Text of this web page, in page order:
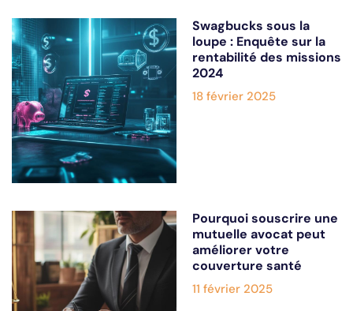
Swagbucks sous la
loupe : Enquête sur la
rentabilité des missions
2024
18 février 2025
Pourquoi souscrire une
mutuelle avocat peut
améliorer votre
couverture santé
11 février 2025